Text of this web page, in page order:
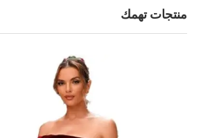
منتجات تهمك